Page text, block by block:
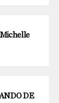
DE